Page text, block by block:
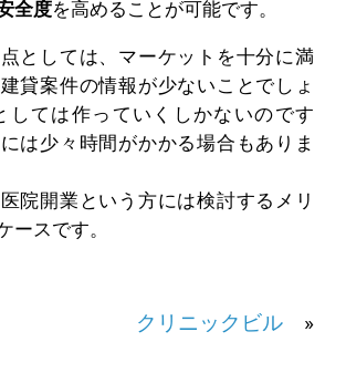
全度を高めることが可能です。
としては、マーケットを十分に満
貸案件の情報が少ないことでしょ
しては作っていくしかないのです
は少々時間がかかる場合もありま
院開業という方には検討するメリ
ースです。
クリニックビル»